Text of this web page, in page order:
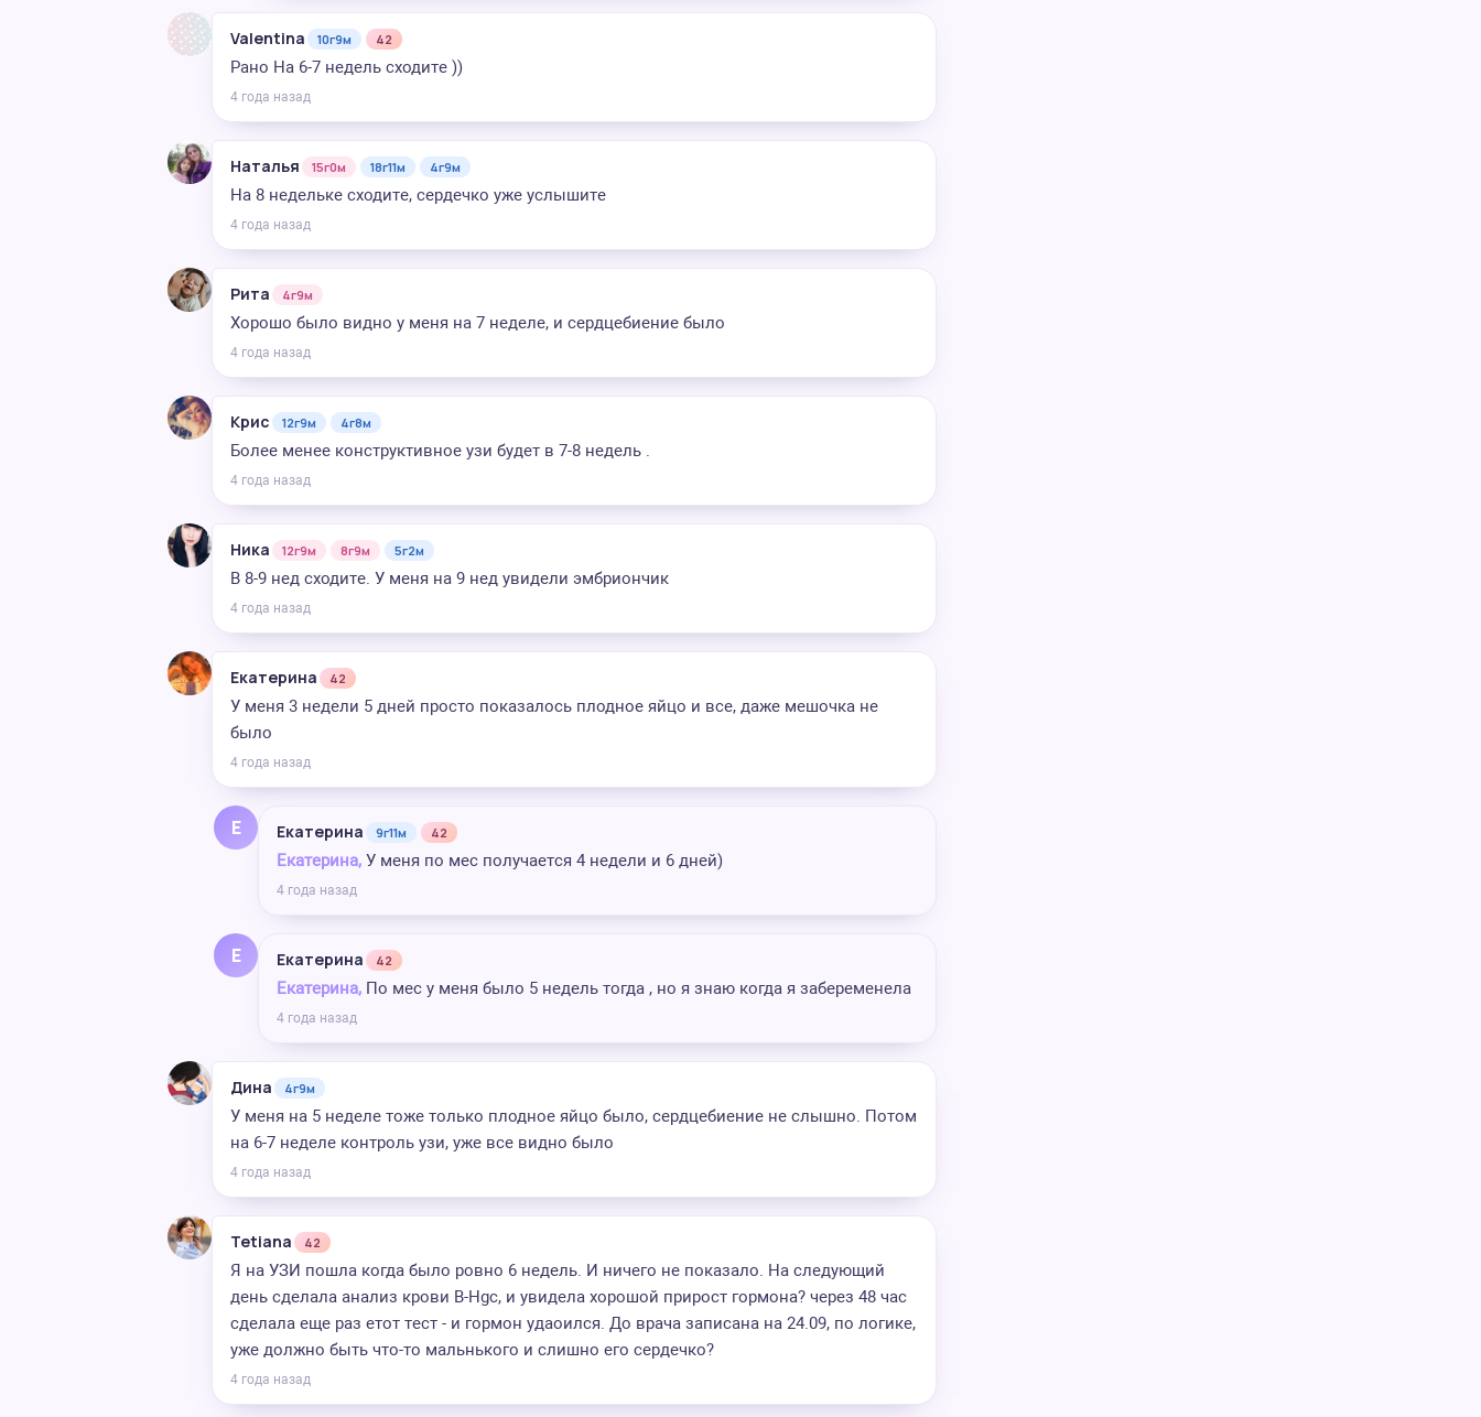
Valentina 10г9м 42
Рано На 6-7 недель сходите ))
4 года назад
Наталья 15г0м 18г11м 4г9м
На 8 недельке сходите, сердечко уже услышите
4 года назад
Рита 4г9м
Хорошо было видно у меня на 7 неделе, и сердцебиение было
4 года назад
Крис 12г9м 4г8м
Более менее конструктивное узи будет в 7-8 недель .
4 года назад
Ника 12г9м 8г9м 5г2м
В 8-9 нед сходите. У меня на 9 нед увидели эмбриончик
4 года назад
Екатерина 42
У меня 3 недели 5 дней просто показалось плодное яйцо и все, даже мешочка не
было
4 года назад
Е Екатерина 9г11м 42
Екатерина, У меня по мес получается 4 недели и 6 дней)
4 года назад
Е Екатерина 42
Екатерина, По мес у меня было 5 недель тогда , но я знаю когда я забеременела
4 года назад
Дина 4г9м
У меня на 5 неделе тоже только плодное яйцо было, сердцебиение не слышно. Потом
на 6-7 неделе контроль узи, уже все видно было
4 года назад
Tetiana 42
Я на УЗИ пошла когда было ровно 6 недель. И ничего не показало. На следующий
день сделала анализ крови В-Hgc, и увидела хорошой прирост гормона? через 48 час
сделала еще раз етот тест - и гормон удаоился. До врача записана на 24.09, по логике,
уже должно быть что-то мальнького и слишно его сердечко?
4 года назад